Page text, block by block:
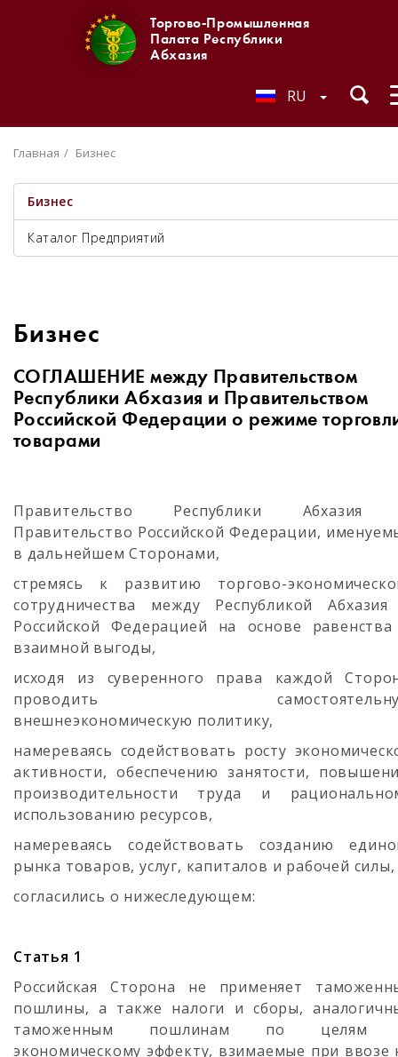
Торгово-Промышленная
Палата Республики
Абхазия
RU
Главная Бизнес
Бизнес
Каталог Предприятий
Бизнес
СОГЛАШЕНИЕ между Правительством
Республики Абхазия и Правительством
Российской Федерации о режиме
товарами
Правительство Республики
Правительство Российской Федерации,
в дальнейшем Сторонами,
стремясь к развитию торгово-
сотрудничества между Республикой
Российской Федерацией на основе
взаимной выгоды,
исходя из суверенного права каждой
проводить
внешнеэкономическую политику,
намереваясь содействовать росту
активности, обеспечению занятости,
производительности труда и
использованию ресурсов,
намереваясь содействовать созданию
рынка товаров, услуг, капиталов и рабочей силы,
согласились о нижеследующем:
Статья 1
Российская Сторона не применяет
пошлины, а также налоги и сборы,
таможенным пошлинам по целям
экономическому эффекту, взимаемые при ввозе